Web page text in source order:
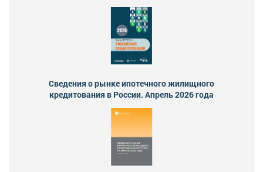
Сведения о рынке ипотечного жилищного
кредитования в России. Апрель 2026 года